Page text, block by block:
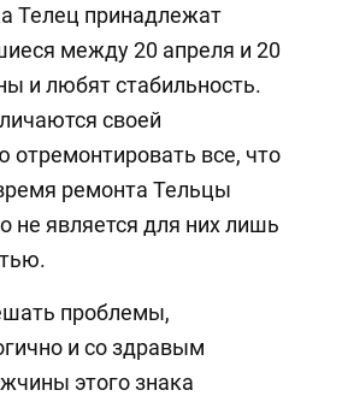
Телец принадлежат
между 20 апреля и 20
и любят стабильность.
своей
отремонтировать все, что
ремонта Тельцы
не является для них лишь
проблемы,
и со здравым
этого знака